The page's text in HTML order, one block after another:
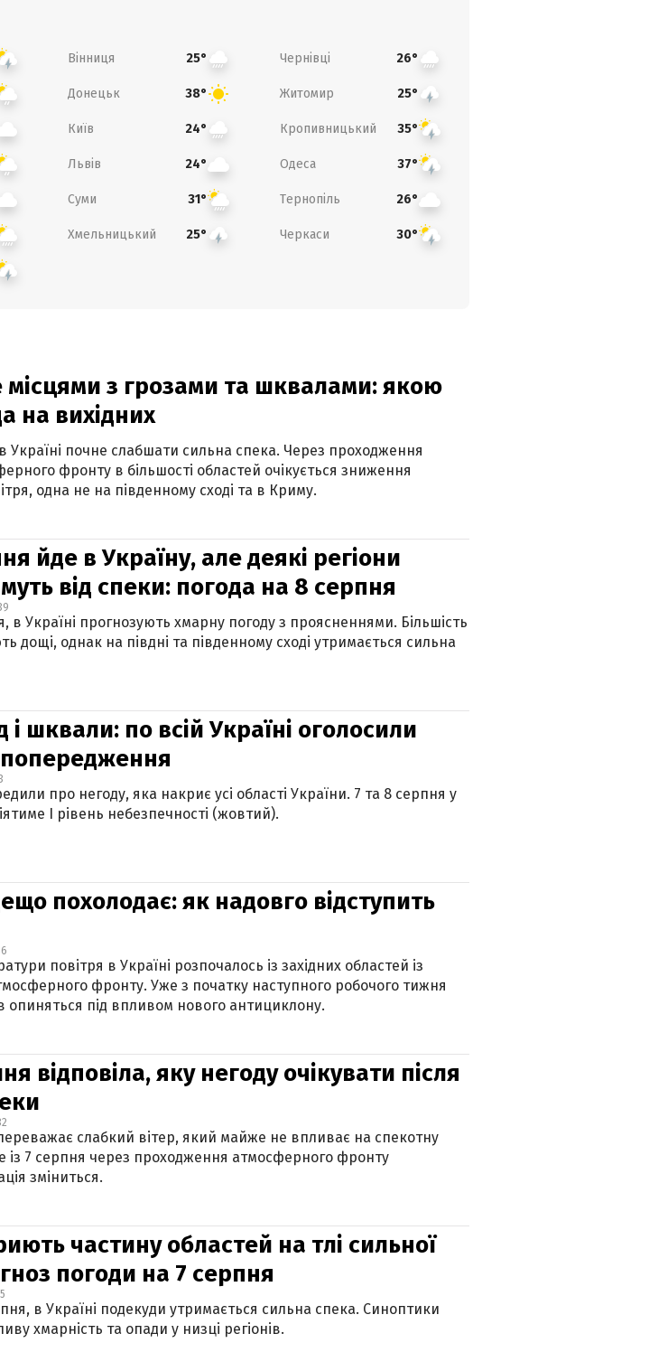
Вінниця 25° Чернівці 26°
Донецьк 38° Житомир 25°
Київ 24° Кропивницький 35°
Львів 24° Одеса 37°
Суми 31° Тернопіль 26°
Хмельницький 25° Черкаси 30°
місцями з грозами та шквалами: якою
на вихідних
Україні почне слабшати сильна спека. Через проходження
фронту в більшості областей очікується зниження
одна не на південному сході та в Криму.
йде в Україну, але деякі регіони
від спеки: погода на 8 серпня
в Україні прогнозують хмарну погоду з проясненнями. Більшість
дощі, однак на півдні та південному сході утримається сильна
і шквали: по всій Україні оголосили
про негоду, яка накриє усі області України. 7 та 8 серпня у
І рівень небезпечності (жовтий).
похолодає: як надовго відступить
повітря в Україні розпочалось із західних областей із
фронту. Уже з початку наступного робочого тижня
опиняться під впливом нового антициклону.
відповіла, яку негоду очікувати після
переважає слабкий вітер, який майже не впливає на спекотну
із 7 серпня через проходження атмосферного фронту
зміниться.
частину областей на тлі сильної
погоди на 7 серпня
в Україні подекуди утримається сильна спека. Синоптики
хмарність та опади у низці регіонів.